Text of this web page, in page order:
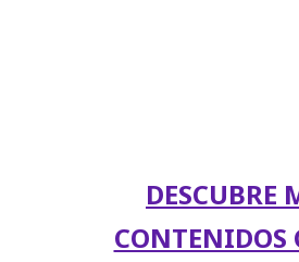
DESCUBRE
CONTENIDOS